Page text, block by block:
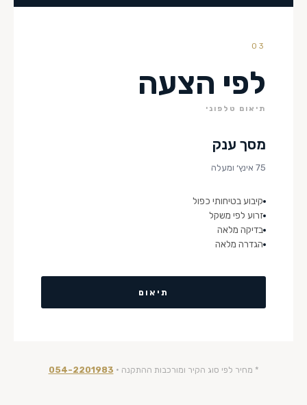
03
לפי הצעה
תיאום טלפוני
מסך ענק
75 אינץ׳ ומעלה
קיבוע בטיחותי כפול
זרוע לפי משקל
בדיקה מלאה
הגדרה מלאה
תיאום
* מחיר לפי סוג הקיר ומורכבות ההתקנה · 054-2201983